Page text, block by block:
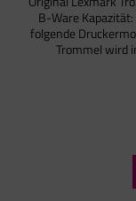
B-Ware
folgende
Trommel wird